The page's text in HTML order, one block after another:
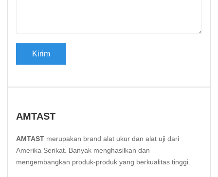
AMTAST
AMTAST merupakan brand alat ukur dan alat uji dari
Amerika Serikat. Banyak menghasilkan dan
mengembangkan produk-produk yang berkualitas tinggi.